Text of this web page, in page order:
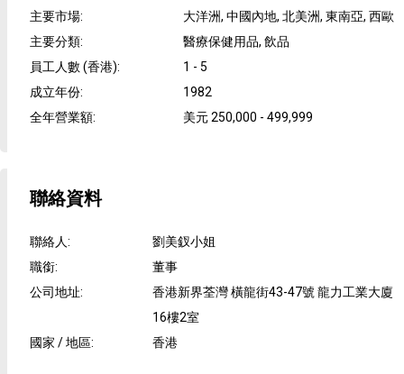
主要市場:
大洋洲, 中國內地, 北美洲, 東南亞, 西歐
主要分類:
醫療保健用品, 飲品
員工人數 (香港):
1 - 5
成立年份:
1982
全年營業額: 美元 250,000 - 499,999
聯絡資料
聯絡人:
劉美釵小姐
職銜:
董事
公司地址:
香港新界荃灣 橫龍街43-47號 龍力工業大廈
16樓2室
國家 / 地區: 香港